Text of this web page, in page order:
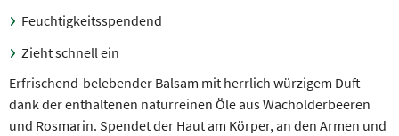
Feuchtigkeitsspendend
Zieht schnell ein
Erfrischend-belebender Balsam mit herrlich würzigem Duft
dank der enthaltenen naturreinen Öle aus Wacholderbeeren
und Rosmarin. Spendetder Haut am Körper, an den Armen und